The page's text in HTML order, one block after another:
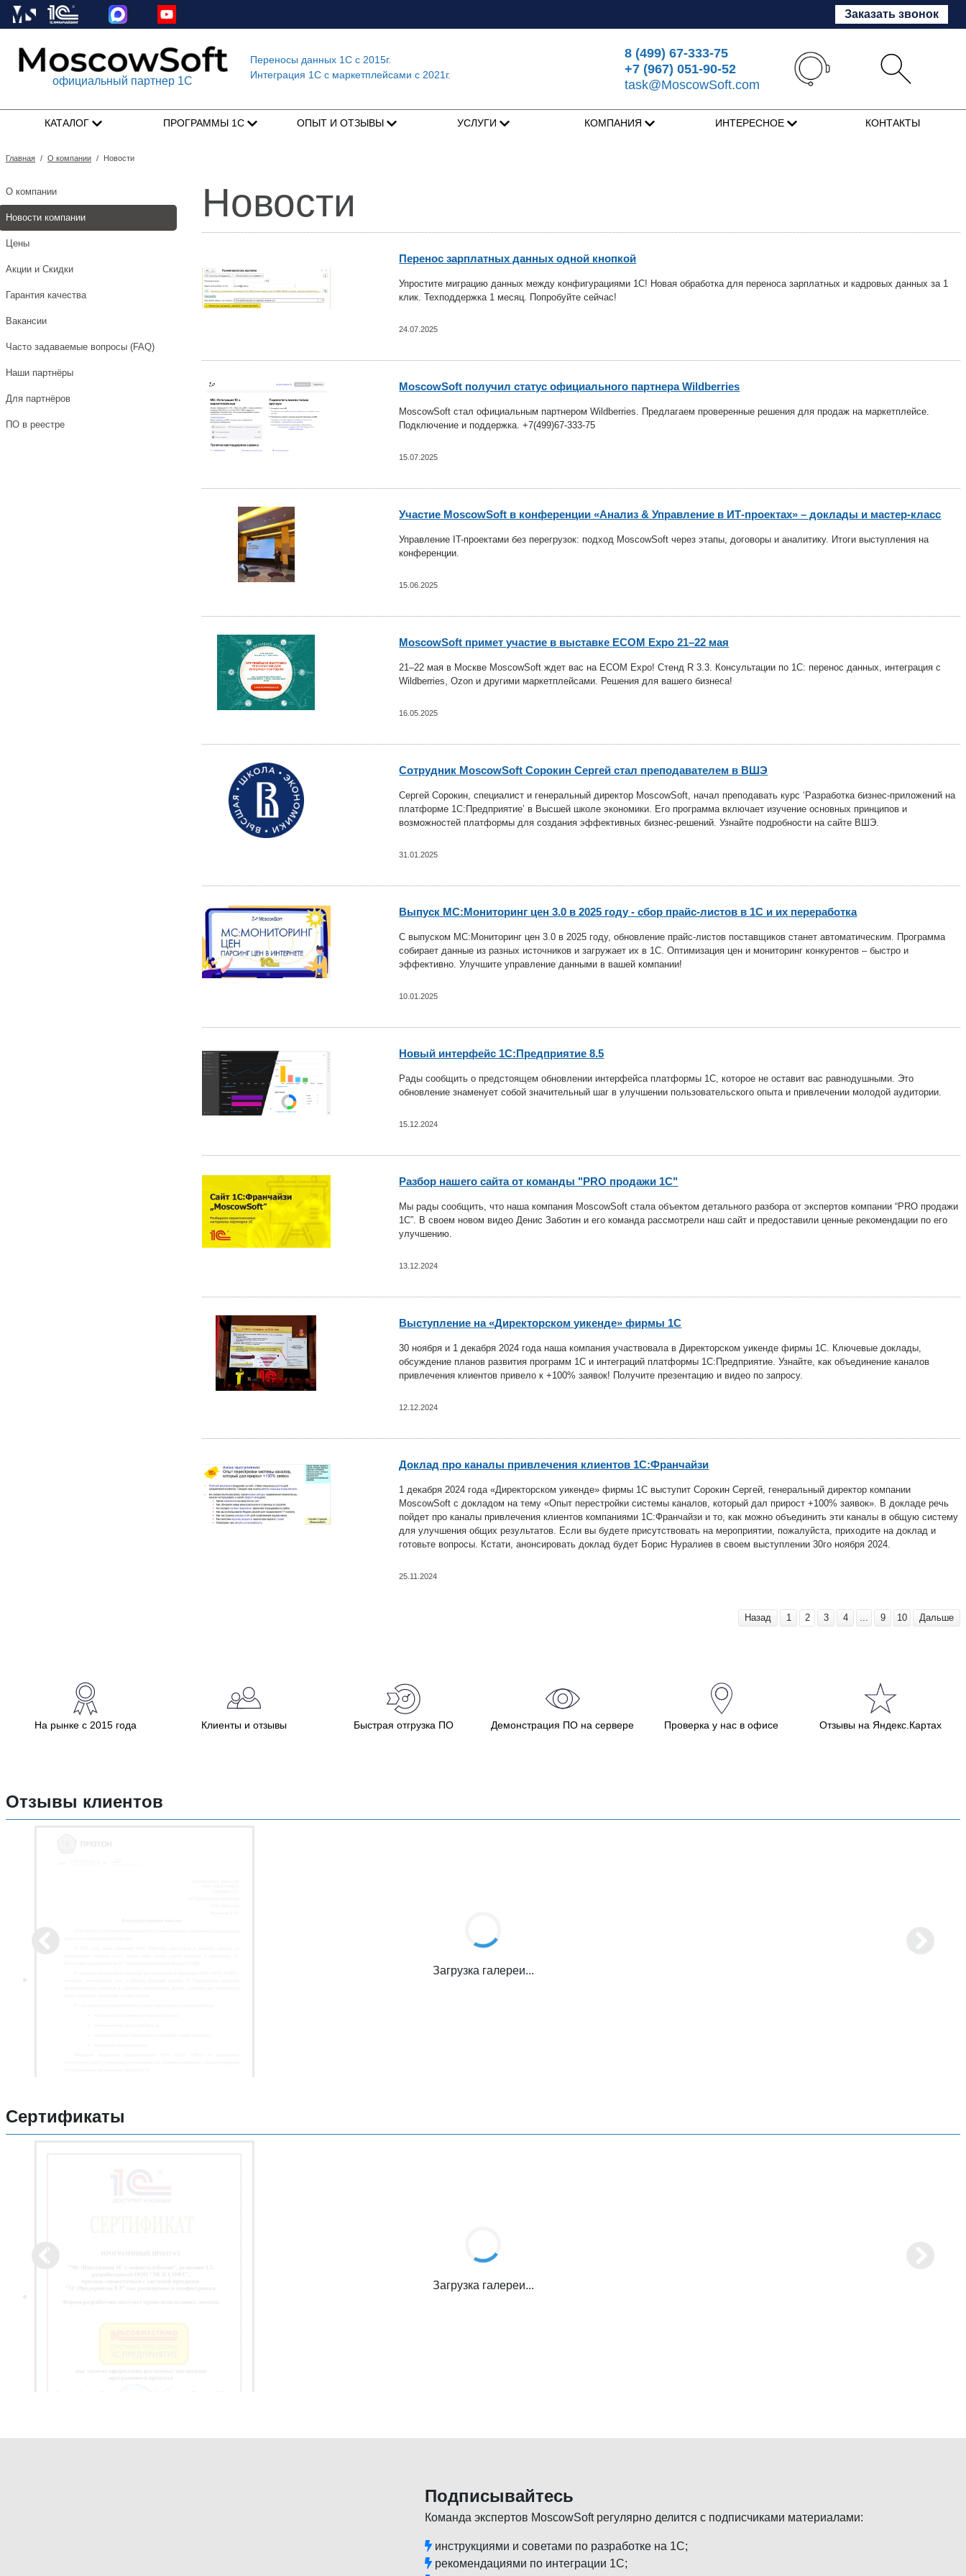
Заказать звонок
официальный партнер 1С
Переносы данных 1Сс 2015г.
Интеграция 1C с маркетплейсами с 2021г.
8 (499) 67-333-75
+7 (967) 051-90-52
task@MoscowSoft.com
КАТАЛОГ ПРОГРАММЫ 1С ОПЫТ И ОТЗЫВЫ УСЛУГИ КОМПАНИЯ ИНТЕРЕСНОЕ КОНТАКТЫ
Главная / О компании / Новости
О компании
Новости компании
Цены
Акции и Скидки
Гарантия качества
Вакансии
Часто задаваемые вопросы (FAQ)
Наши партнёры
Для партнёров
ПО в реестре
Новости
Перенос зарплатных данных одной кнопкой
Упростите миграцию данных между конфигурациями 1С! Новая обработка для переноса зарплатных и кадровых данных за 1
клик. Техподдержка 1 месяц. Попробуйте сейчас!
24.07.2025
MoscowSoft получил статус официального партнера Wildberries
MoscowSoft стал официальным партнером Wildberries. Предлагаем проверенные решения для продаж на маркетплейсе.
Подключение и поддержка. +7(499)67-333-75
15.07.2025
Участие MoscowSoft в конференции «Анализ & Управление в ИТ-проектах» – доклады и мастер-класс
Управление IT-проектами без перегрузок: подход MoscowSoft через этапы, договоры и аналитику. Итоги выступления на
конференции.
15.06.2025
MoscowSoft примет участие в выставке ECOM Expo 21–22 мая
21–22 мая в Москве MoscowSoft ждет вас на ECOM Expo! Стенд R 3.3. Консультации по 1С: перенос данных, интеграция с
Wildberries, Ozon и другими маркетплейсами. Решения для вашего бизнеса!
16.05.2025
Cотрудник MoscowSoft Сорокин Сергей стал преподавателем в ВШЭ
Сергей Сорокин, специалист и генеральный директор MoscowSoft, начал преподавать курс ‘Разработка бизнес-приложений на
платформе 1С:Предприятие’ в Высшей школе экономики. Его программа включает изучение основных принципов и
возможностей платформы для создания эффективных бизнес-решений. Узнайте подробности на сайте ВШЭ.
31.01.2025
Выпуск МС:Мониторинг цен 3.0 в 2025 году - сбор прайс-листов в 1С и их переработка
С выпуском МС:Мониторинг цен 3.0 в 2025 году, обновление прайс-листов поставщиков станет автоматическим. Программа
собирает данные из разных источников и загружает их в 1С. Оптимизация цен и мониторинг конкурентов – быстро и
эффективно. Улучшите управление данными в вашей компании!
10.01.2025
Новый интерфейс 1С:Предприятие 8.5
Рады сообщить о предстоящем обновлении интерфейса платформы 1С, которое не оставит вас равнодушными. Это
обновление знаменует собой значительный шаг в улучшении пользовательского опыта и привлечении молодой аудитории.
15.12.2024
Разбор нашего сайта от команды "PRO продажи 1С"
Мы рады сообщить, что наша компания MoscowSoft стала объектом детального разбора от экспертов компании “PRO продажи
1С”. В своем новом видео Денис Заботин и его команда рассмотрели наш сайт и предоставили ценные рекомендации по его
улучшению.
13.12.2024
Выступление на «Директорском уикенде» фирмы 1С
30 ноября и 1 декабря 2024 года наша компания участвовала в Директорском уикенде фирмы 1С. Ключевые доклады,
обсуждение планов развития программ 1С и интеграций платформы 1С:Предприятие. Узнайте, как объединение каналов
привлечения клиентов привело к +100% заявок! Получите презентацию и видео по запросу.
12.12.2024
Доклад про каналы привлечения клиентов 1С:Франчайзи
1 декабря 2024 года «Директорском уикенде» фирмы 1С выступит Сорокин Сергей, генеральный директор компании
MoscowSoft с докладом на тему «Опыт перестройки системы каналов, который дал прирост +100% заявок». В докладе речь
пойдет про каналы привлечения клиентов компаниями 1С:Франчайзи и то, как можно объединить эти каналы в общую систему
для улучшения общих результатов. Если вы будете присутствовать на мероприятии, пожалуйста, приходите на доклад и
готовьте вопросы. Кстати, анонсировать доклад будет Борис Нуралиев в своем выступлении 30го ноября 2024.
25.11.2024
Назад 1 2 3 4 ... 9 10 Дальше
На рынке с 2015 года Клиенты и отзывы Быстрая отгрузка ПО Демонстрация ПО на сервере Проверка у нас в офисе Отзывы на Яндекс.Картах
Отзывы клиентов
Загрузка галереи...
Сертификаты
Загрузка галереи...
Подписывайтесь
Команда экспертов MoscowSoft регулярно делится с подписчиками материалами:
инструкциями и советами по разработке на 1С;
рекомендациями по интеграции 1С;